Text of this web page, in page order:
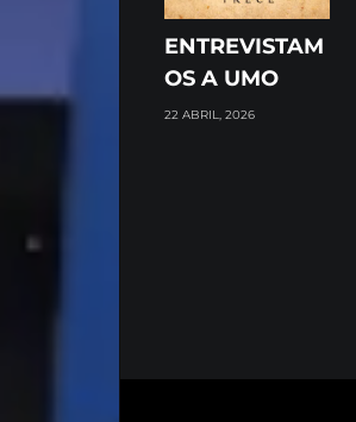
ENTREVISTAM
OS A UMO
22 ABRIL, 2026